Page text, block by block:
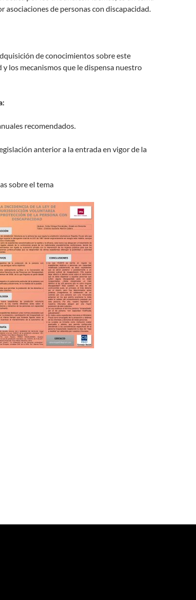
asociaciones de personas con discapacidad.
de conocimientos sobre este
y los mecanismos que le dispensa nuestro
recomendados.
anterior a la entrada en vigor de la
sobre el tema